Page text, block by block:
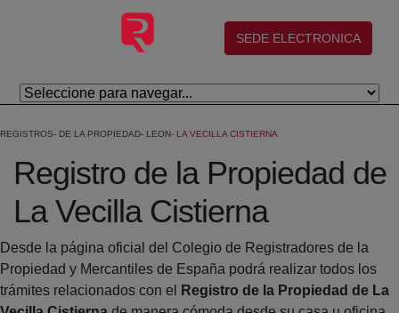
Saltar al contenido principal
(abre en nueva ventana)
SEDE ELECTRONICA
REGISTROS DE LA PROPIEDAD LEON LA VECILLA CISTIERNA
Registro de la Propiedad de
La Vecilla Cistierna
Desde la página oficial del Colegio de Registradores de la
Propiedad y Mercantiles de España podrá realizar todos los
trámites relacionados con el
Registro de la Propiedad de La